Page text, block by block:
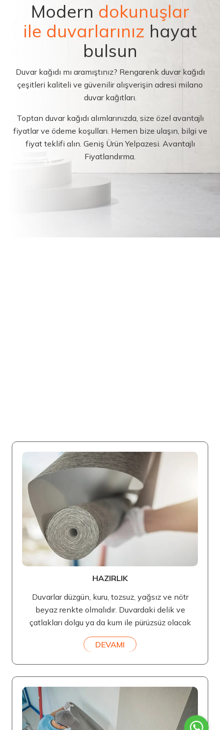
Modern dokunuşlar
ile duvarlarınız hayat
bulsun
Duvar kağıdı mı aramıştınız? Rengarenk duvar kağıdı
çeşitleri kaliteli ve güvenilir alışverişin adresi milano
duvar kağıtları.
Toptan duvar kağıdı alımlarınızda, size özel avantajlı
fiyatlar ve ödeme koşulları. Hemen bize ulaşın, bilgi ve
fiyat teklifi alın. Geniş Ürün Yelpazesi. Avantajlı
Fiyatlandırma.
HAZIRLIK
Duvarlar düzgün, kuru, tozsuz, yağsız ve nötr
beyaz renkte olmalıdır. Duvardaki delik ve
çatlakları dolgu ya da kum ile pürüzsüz olacak
DEVAMI